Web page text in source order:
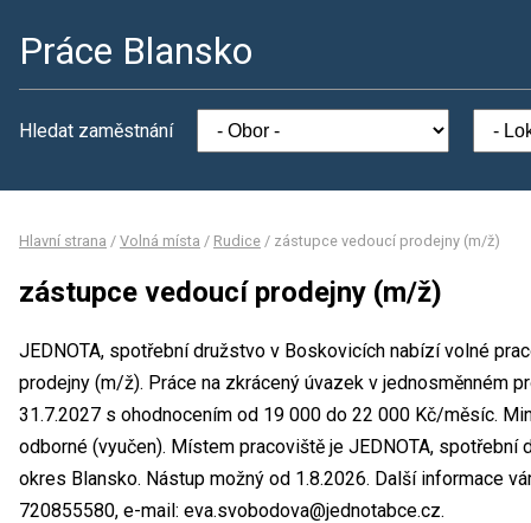
Práce Blansko
Hledat zaměstnání
Hlavní strana / Volná místa / Rudice / zástupce vedoucí prodejny (m/ž)
zástupce vedoucí prodejny (m/ž)
JEDNOTA, spotřební družstvo v Boskovicích nabízí volné
prodejny (m/ž). Práce na zkrácený úvazek v jednosměnném
31.7.2027 s ohodnocením od 19 000 do 22 000 Kč/měsíc.
odborné (vyučen). Místem pracoviště je JEDNOTA,
okres Blansko. Nástup možný od 1.8.2026. Další informace
720855580, e-mail: eva.svobodova@jednotabce.cz.